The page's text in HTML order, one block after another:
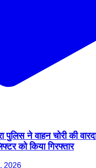
पुलिस ने वाहन चोरी की
को किया गिरफ्तार
2026